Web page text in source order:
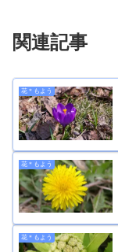
関連記事
花＊もよう
花＊もよう
花＊もよう